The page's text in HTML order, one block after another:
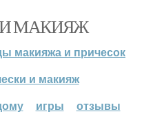
МАКИЯЖ
макияжа и причесок
и макияж
игры отзывы